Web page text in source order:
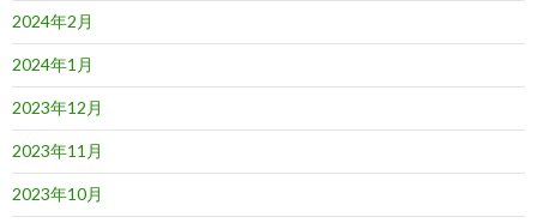
2024年2月
2024年1月
2023年12月
2023年11月
2023年10月